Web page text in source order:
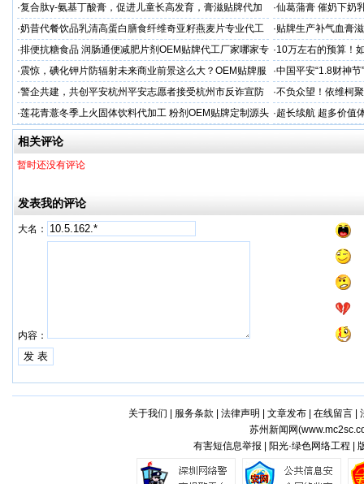
专业
·复合肽γ-氨基丁酸膏，促进儿童长高发育，膏滋贴牌代加
工厂家
·仙葛蒲膏 催奶下奶
家
·奶昔代餐饮品乳清高蛋白膳食纤维奇亚籽燕麦片专业代工
厂家
·贴牌生产补气血膏
·排便抗糖食品 润肠通便减肥片剂OEM贴牌代工厂家哪家专
业
·10万左右的预算！
·震惊，碘化钾片防辐射未来商业前景这么大？OEM贴牌服
务商
·中国平安“1.8财神
户体验
·警企共建，共创平安杭州平安志愿者接受杭州市反诈宣防
人才专项培训
·不负众望！依维柯
·莲花青薏冬季上火固体饮料代加工 粉剂OEM贴牌定制源头
工厂
·超长续航 超多价值
车多用
相关评论
暂时还没有评论
发表我的评论
大名：
内容：
关于我们 服务条款 法律声明 文章发布| 在线留言|
苏州新闻网(
有害短信息举报 | 阳光·绿色网络工程 |